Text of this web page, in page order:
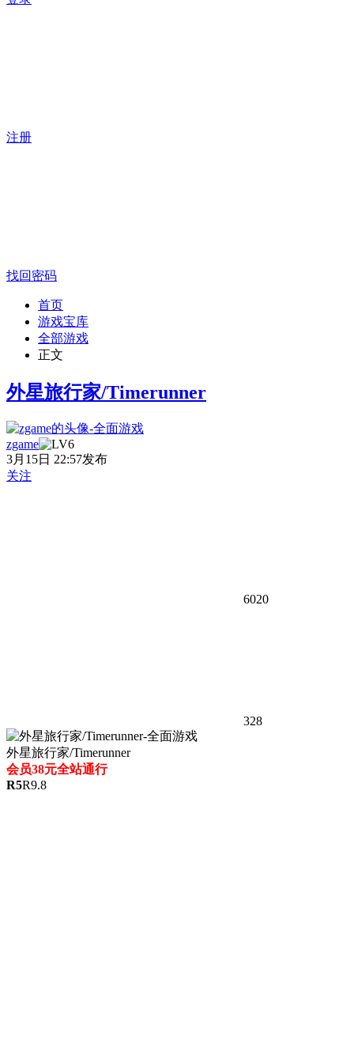
注册
找回密码
首页
游戏宝库
全部游戏
正文
外星旅行家/Timerunner
zgame
3月15日 22:57发布
关注
6020
328
外星旅行家/Timerunner
会员38元全站通行
R5R9.8